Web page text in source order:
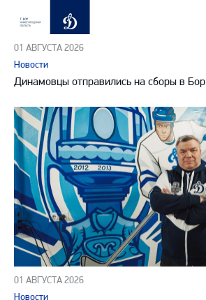
01 АВГУСТА 2026
Новости
Динамовцы отправились на сборы в Бор
01 АВГУСТА 2026
Новости